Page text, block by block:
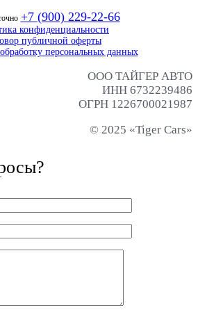
+7 (900) 229-22-66
конфиденциальности
публичной оферты
персональных данных
ООО ТАЙГЕР АВТО
ИНН 6732239486
ОГРН 1226700021987
© 2025 «Tiger Cars»